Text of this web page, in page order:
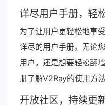
详尽用户手册，轻
为了让用户更轻松地享
详尽的用户手册。无论
用户，还是想要轻松翻
册了解V2Ray的使用方法
开放社区，持续更